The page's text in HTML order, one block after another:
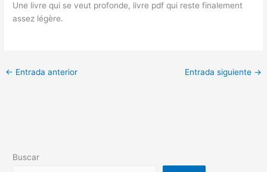
Une livre qui se veut profonde, livre pdf qui reste finalement
assez légère.
← Entrada anterior Entrada siguiente →
Buscar